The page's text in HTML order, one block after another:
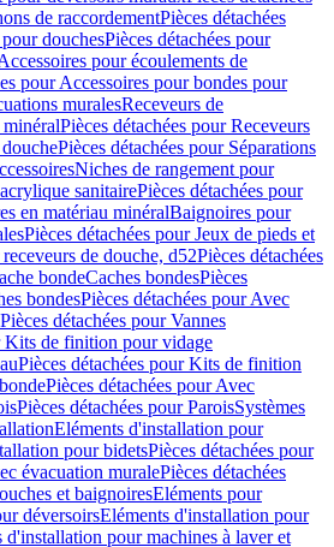
de raccordementPièces détachées
douchesPièces détachées pour
pour écoulements de
pour Accessoires pour bondes pour
muralesReceveurs de
Pièces détachées pour Receveurs
Pièces détachées pour Séparations
Niches de rangement pour
sanitairePièces détachées pour
en matériau minéralBaignoires pour
Pièces détachées pour Jeux de pieds et
de douche, d52Pièces détachées
bondeCaches bondesPièces
bondesPièces détachées pour Avec
Pièces détachées pour Vannes
Kits de finition pour vidage
Pièces détachées pour Kits de finition
Pièces détachées pour Avec
Pièces détachées pour ParoisSystèmes
Eléments d'installation pour
pour bidetsPièces détachées pour
évacuation muralePièces détachées
et baignoiresEléments pour
déversoirsEléments d'installation pour
d'installation pour machines à laver et